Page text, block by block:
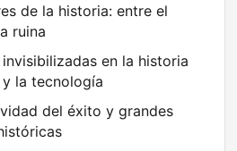
de la historia: entre el
ruina
invisibilizadas en la historia
la tecnología
del éxito y grandes